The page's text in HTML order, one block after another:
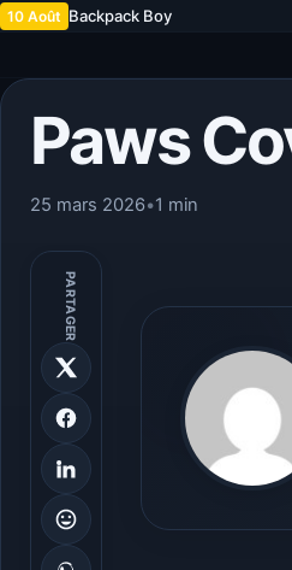
10 Août Backpack Boy
Paws
25 mars 2026•1 min
PARTAGER